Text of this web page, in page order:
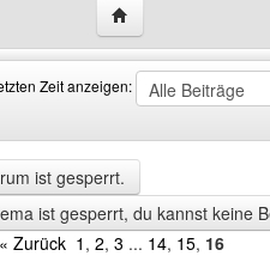
Website dieses
Zeit anzeigen:
ist gesperrt.
ist gesperrt, du kannst keine
« Zurück 1 , 2, 3 ... 14, 15, 16